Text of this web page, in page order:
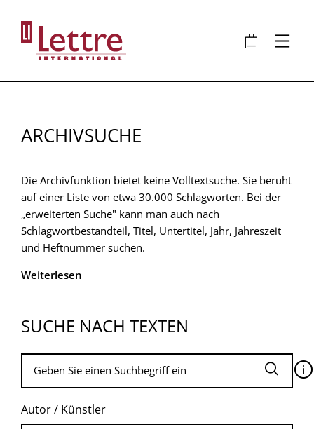
Inhalt
🛍 ⋮
ARCHIVSUCHE
Die Archivfunktion bietet keine Volltextsuche. Sie beruht
auf einer Liste von etwa 30.000 Schlagworten. Bei der
„erweiterten Suche" kann man auch nach
Schlagwortbestandteil, Titel, Untertitel, Jahr, Jahreszeit
und Heftnummer suchen.
Weiterlesen
SUCHE NACH TEXTEN
🛈
Autor / Künstler